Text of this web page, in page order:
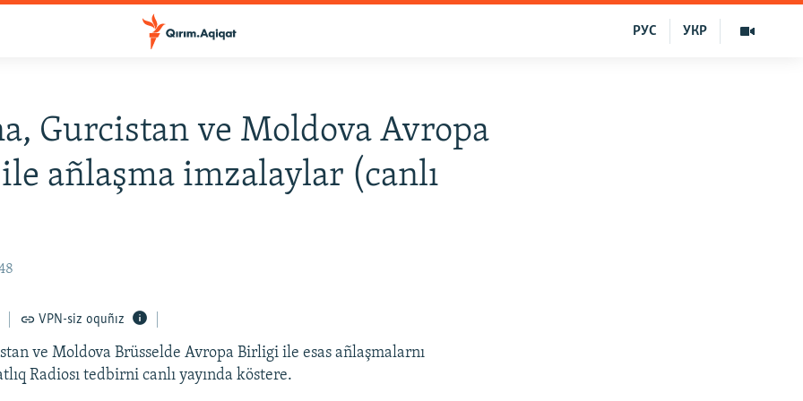
УКР
РУС
Gurcistan ve Moldova Avropa
añlaşma imzalaylar (canlı
VPN-siz oquñız
ve Moldova Brüsselde Avropa Birligi ile esas añlaşmalarnı
Radiosı tedbirni canlı yayında köstere.